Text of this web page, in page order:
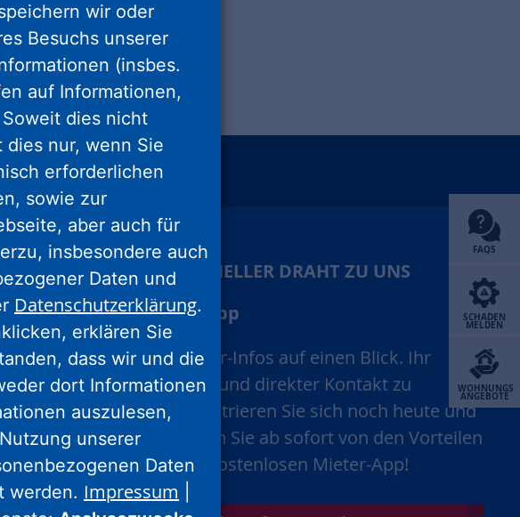
FAQS
SCHADEN
MELDEN
WOHNUNGS
ANGEBOTE
kununu
und
IHR SCHNELLER DRAHT ZU UNS
Mieter-App
Alle Mieter-Infos auf einen Blick. Ihr
schneller und direkter Kontakt zu
uns. Registrieren Sie sich noch heute und
profitieren Sie ab sofort von den Vorteilen
unserer kostenlosen Mieter-App!
wir oder
Besuchs unserer
(insbes.
auf Informationen,
dies nicht
nur, wenn Sie
erforderlichen
sowie zur
aber auch für
insbesondere auch
Daten und
Datenschutzerklärung.
erklären Sie
dass wir und die
dort Informationen
auszulesen,
unserer
Daten
werden. Impressum